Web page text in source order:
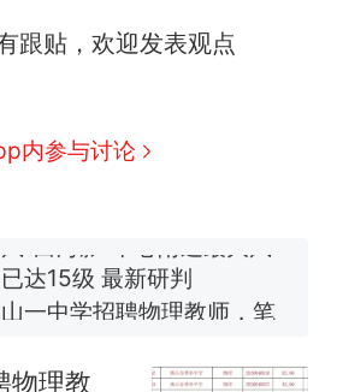
跟贴，欢迎发表观点
内参与讨论
师一句“跟我回家”改写了
了……
厨“全国小炒肉大王”称
，仅凭视频评出？中国烹饪
一中学招聘物理教师，笔
13名均遭淘汰？教育局：
通报
物理教